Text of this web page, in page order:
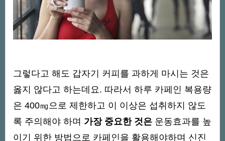
그렇다고 해도 갑자기 커피를 과하게 마시는 것은
옳지 않다고 하는데요. 따라서 하루 카페인 복용량
은 400㎎으로 제한하고 이 이상은 섭취하지 않도
록 주의해야 하며 가장 중요한 것은 운동효과를 높
이기 위한 방법으로 카페인을 활용해야하며 신진